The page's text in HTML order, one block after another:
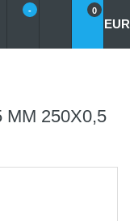
- 0
EUR
MM 250X0,5